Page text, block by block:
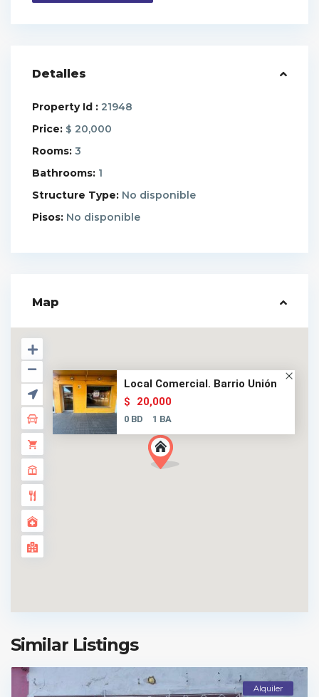
Detalles
Property Id : 21948
Price: $ 20,000
Rooms: 3
Bathrooms: 1
Structure Type: No disponible
Pisos: No disponible
Map
Local Comercial. Barrio Unión
$ 20,000
0 BD 1 BA
Similar Listings
Alquiler